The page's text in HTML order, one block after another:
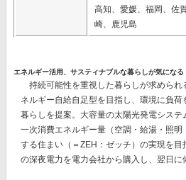
高知、愛媛、福岡、佐
崎、鹿児島
エネルギー活用、サスティナブルな暮らしが気になる
持続可能性を重視した暮らしが求められ
ネルギー自給自足型を目指し、環境に負
暮らしを提案。大容量の太陽光発電システ
一次消費エネルギー量（空調・給湯・照
する住まい（＝ZEH：ゼッチ）の実現を
の深夜電力を電力会社から購入し、翌日に